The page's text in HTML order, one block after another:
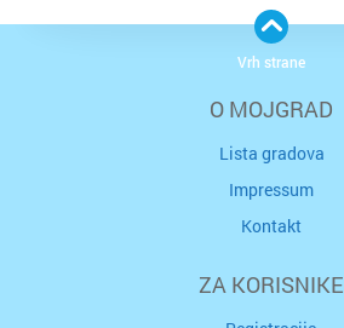
O MOJGRAD
Lista gradova
Impressum
Kontakt
ZA KORISNIKE
Vrh strane